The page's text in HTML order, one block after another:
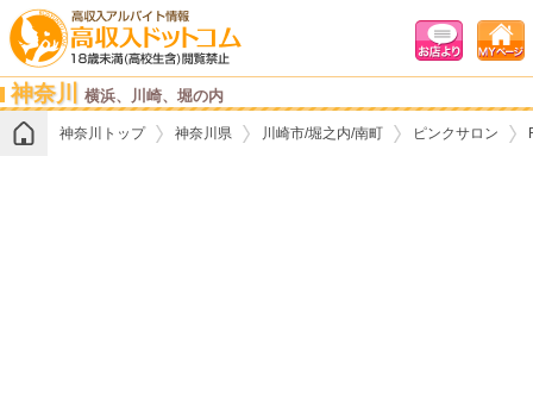
神奈川 横浜、川崎、堀の内
神奈川トップ 神奈川県 川崎市/堀之内/南町 ピンクサロン